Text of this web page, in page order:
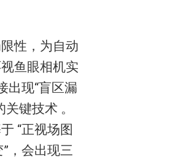
性，为自动
鱼眼相机实
出现“盲区漏
键技术 。
“正视场图
，会出现三